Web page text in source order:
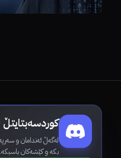
لەگەڵ ئەندامان و
بکە و کێشەکان باسبکە.